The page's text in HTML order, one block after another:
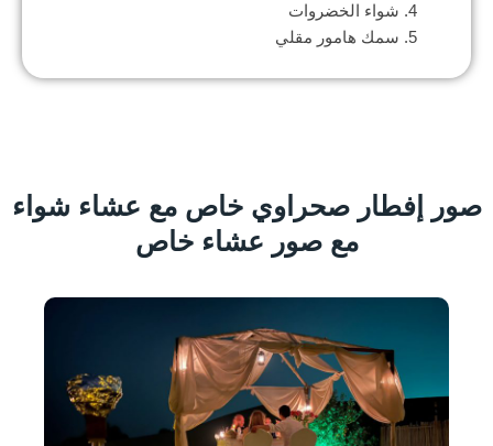
شواء الخضروات
سمك هامور مقلي
صور إفطار صحراوي خاص مع عشاء شواء
مع صور عشاء خاص